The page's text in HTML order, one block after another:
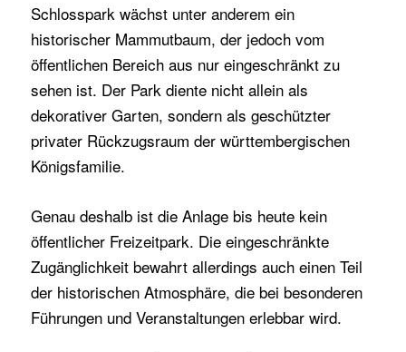
Schlosspark wächst unter anderem ein
historischer Mammutbaum, der jedoch vom
öffentlichen Bereich aus nur eingeschränkt zu
sehen ist. Der Park diente nicht allein als
dekorativer Garten, sondern als geschützter
privater Rückzugsraum der württembergischen
Königsfamilie.
Genau deshalb ist die Anlage bis heute kein
öffentlicher Freizeitpark. Die eingeschränkte
Zugänglichkeit bewahrt allerdings auch einen Teil
der historischen Atmosphäre, die bei besonderen
Führungen und Veranstaltungen erlebbar wird.